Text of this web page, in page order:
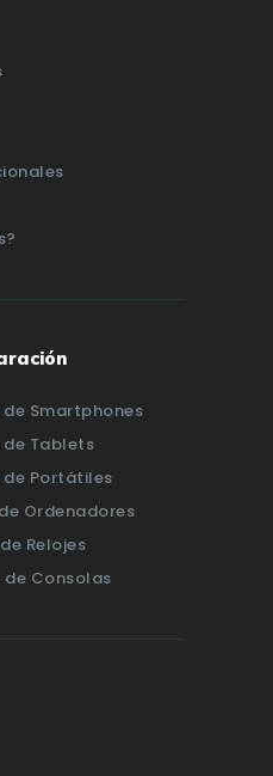
de Smartphones
de Tablets
de Portátiles
Ordenadores
Relojes
de Consolas